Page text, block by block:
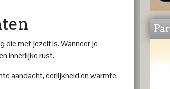
die met jezelf is. Wanneer je
innerlijke rust.
aandacht, eerlijkheid en warmte.